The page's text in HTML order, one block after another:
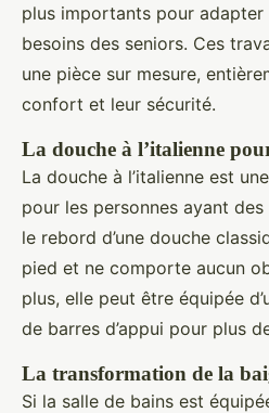
plus importants pour adapter
besoins des seniors. Ces
une pièce sur mesure,
confort et leur sécurité.
La douche à l’italienne
La douche à l’italienne est
pour les personnes ayant
le rebord d’une douche
pied et ne comporte aucun
plus, elle peut être équipée
de barres d’appui pour plus
La transformation de la
Si la salle de bains est